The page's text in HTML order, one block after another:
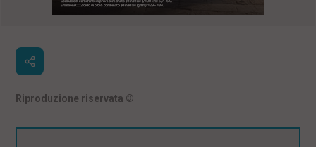
Riproduzione riservata ©